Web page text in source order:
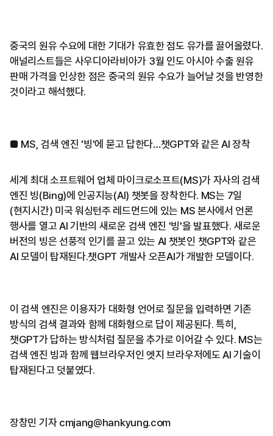
중국의 원유 수요에 대한 기대가 유효한 점도 유가를 끌어올렸다.
애널리스트들은 사우디아라비아가 3월 인도 아시아 수출 원유
판매 가격을 인상한 점은 중국의 원유 수요가 늘어날 것을 반영한
것이라고 해석했다.
■ MS, 검색 엔진 '빙'에 묻고 답한다…챗GPT와 같은 AI 장착
세계 최대 소프트웨어 업체 마이크로소프트(MS)가 자사의 검색
엔진 빙(Bing)에 인공지능(AI) 챗봇을 장착한다. MS는 7일
(현지시간) 미국 워싱턴주 레드먼드에 있는 MS 본사에서 언론
행사를 열고 AI 기반의 새로운 검색 엔진 '빙'을 발표했다. 새로운
버전의 빙은 선풍적 인기를 끌고 있는 AI 챗봇인 챗GPT와 같은
AI 모델이 탑재된다.챗GPT 개발사 오픈AI가 개발한 모델이다.
이 검색 엔진은 이용자가 대화형 언어로 질문을 입력하면 기존
방식의 검색 결과와 함께 대화형으로 답이 제공된다. 특히,
챗GPT가 답하는 방식처럼 질문을 추가로 이어갈 수 있다. MS는
검색 엔진 빙과 함께 웹브라우저인 엣지 브라우저에도 AI 기술이
탑재된다고 덧붙였다.
장창민 기자 cmjang@hankyung.com